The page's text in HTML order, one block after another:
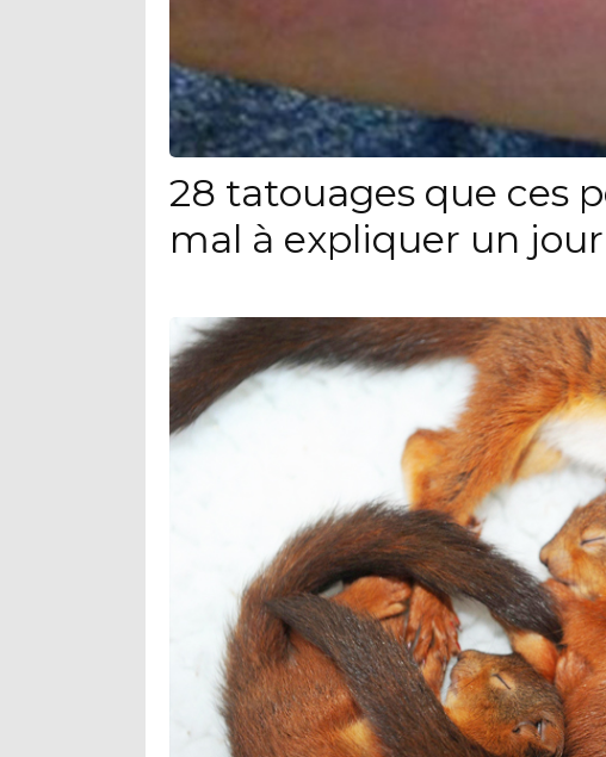
28 tatouages que ces
mal à expliquer un jour